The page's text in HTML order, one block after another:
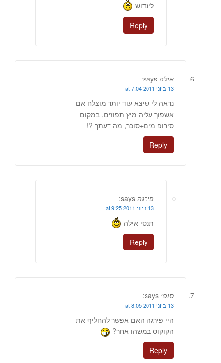
לינדוש
Reply
אילה says:
13 ביוני 2011 at 7:04
נראה לי שיצא עוד יותר מוצלח אם
אשפוך עליה מיץ תפוזים, במקום
סירופ מים+סוכר, מה דעתך ?!
Reply
פירגה says:
13 ביוני 2011 at 9:25
תנסי אילה
Reply
סופי says:
13 ביוני 2011 at 8:05
היי פירגה האם אפשר להחליף את
הקוקוס במשהו אחר?
Reply